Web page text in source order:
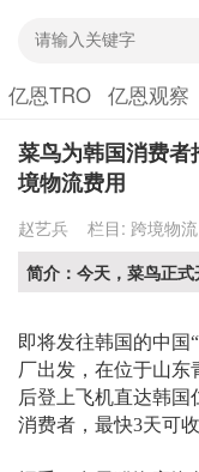
亿恩TRO 亿恩观察
菜鸟为韩国消费
境物流费用
赵艺兵 栏目: 跨境物流
简介：今天，菜鸟正式
即将发往韩国的中国
厂出发，在位于山东
后登上飞机直达韩国
消费者，最快3天可